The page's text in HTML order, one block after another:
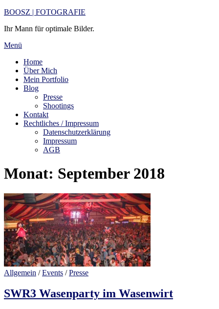
Zum
springen
BOOSZ | FOTOGRAFIE
Ihr Mann für optimale Bilder.
Menü
Home
Über Mich
Mein Portfolio
Blog
Presse
Shootings
Kontakt
Rechtliches / Impressum
Datenschutzerklärung
Impressum
AGB
Monat: September 2018
Allgemein /Events /Presse
SWR3 Wasenparty im Wasenwirt